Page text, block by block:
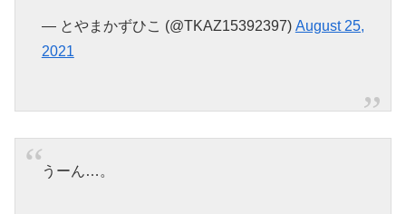
— とやまかずひこ (@TKAZ15392397) August 25,
2021
うーん…。